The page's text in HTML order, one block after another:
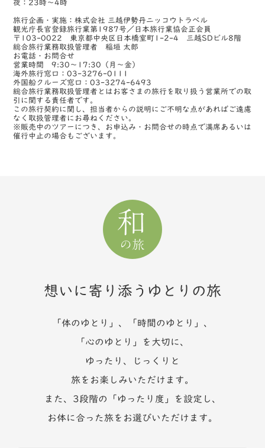
夜：23時～4時
旅行企画・実施：株式会社 三越伊勢丹ニッコウトラベル
観光庁長官登録旅行業第1987号／日本旅行業協会正会員
〒103-0022 東京都中央区日本橋室町1-2-4 三越SDビル8階
総合旅行業務取扱管理者 稲垣 太郎
お電話・お問合せ
営業時間 9:30～17:30（月～金）
海外旅行窓口：03-3276-0111
外国船クルーズ窓口：03-3274-6493
総合旅行業務取扱管理者とはお客さまの旅行を取り扱う営業所での取
引に関する責任者です。
この旅行契約に関し、担当者からの説明にご不明な点があればご遠慮
なく取扱管理者にお尋ねください。
※販売中のツアーにつき、お申込み・お問合せの時点で満席あるいは
催行中止の場合もございます。
想いに寄り添うゆとりの旅
「体のゆとり」、「時間のゆとり」、
「心のゆとり」を大切に、
ゆったり、じっくりと
旅をお楽しみいただけます。
また、3段階の「ゆったり度」を設定し、
お体に合った旅をお選びいただけます。